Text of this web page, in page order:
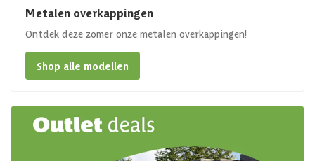
Metalen overkappingen
Ontdek deze zomer onze metalen overkappingen!
Shop alle modellen